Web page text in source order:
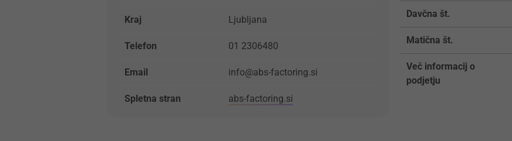
Kraj Ljubljana
Telefon 01 2306480
Email info@abs-factoring.si
Spletna stran abs-factoring.si
Davčna št.
Matična št.
Več informacij o
podjetju